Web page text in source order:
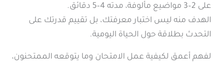
على 2–3 مواضيع مألوفة، مدته 4–5 دقائق.
الهدف منه ليس اختبار معرفتك، بل تقييم قدرتك على
التحدث بطلاقة حول الحياة اليومية.
لفهم أعمق لكيفية عمل الامتحان وما يتوقعه الممتحنون،